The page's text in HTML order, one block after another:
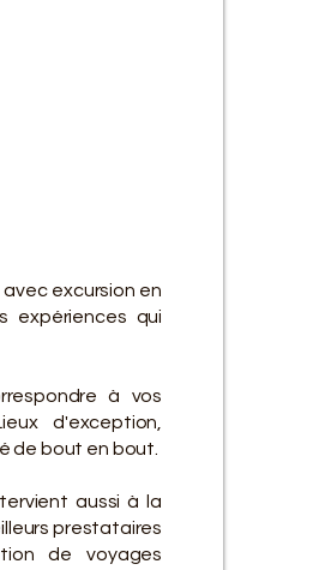
excursion en
expériences qui
à vos
d'exception,
de bout en bout.
aussi à la
prestataires
de voyages